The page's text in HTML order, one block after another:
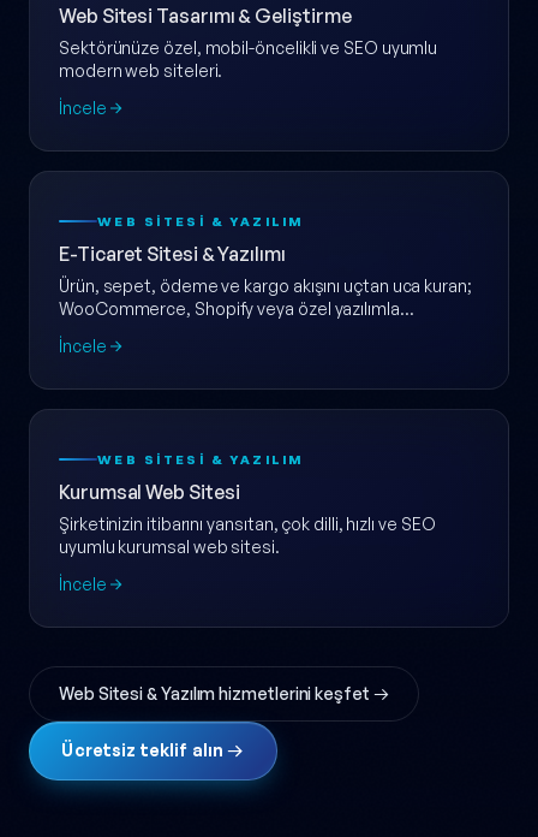
Web Sitesi Tasarımı & Geliştirme
Sektörünüze özel, mobil-öncelikli ve SEO uyumlu
modern web siteleri.
İncele
WEB SITESI & YAZILIM
E-Ticaret Sitesi & Yazılımı
Ürün, sepet, ödeme ve kargo akışını uçtan uca kuran;
WooCommerce, Shopify veya özel yazılımla
ölçeklenebilir e-ticaret web sitesi.
İncele
WEB SITESI & YAZILIM
Kurumsal Web Sitesi
Şirketinizin itibarını yansıtan, çok dilli, hızlı ve SEO
uyumlu kurumsal web sitesi.
İncele
Web Sitesi & Yazılım hizmetlerini keşfet →
Ücretsiz teklif alın →